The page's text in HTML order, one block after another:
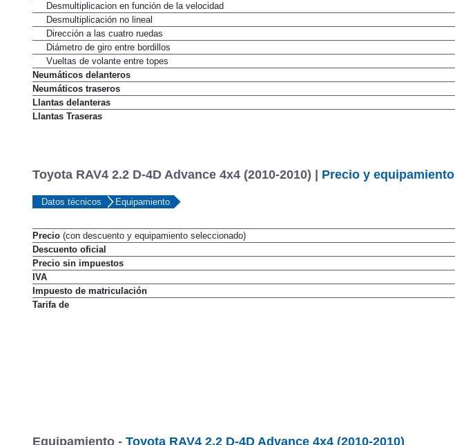
Desmultiplicacion en función de la velocidad
Desmultiplicación no lineal
Dirección a las cuatro ruedas
Diámetro de giro entre bordillos
Vueltas de volante entre topes
Neumáticos delanteros
Neumáticos traseros
Llantas delanteras
Llantas Traseras
Toyota RAV4 2.2 D-4D Advance 4x4 (2010-2010) | Precio y equipamiento
Datos técnicos Equipamiento
Precio (con descuento y equipamiento seleccionado)
Descuento oficial
Precio sin impuestos
IVA
Impuesto de matriculación
Tarifa de
Equipamiento - Toyota RAV4 2.2 D-4D Advance 4x4 (2010-2010)